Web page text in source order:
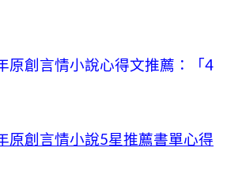
原創言情小說心得文推薦：「4
原創言情小說5星推薦書單心得